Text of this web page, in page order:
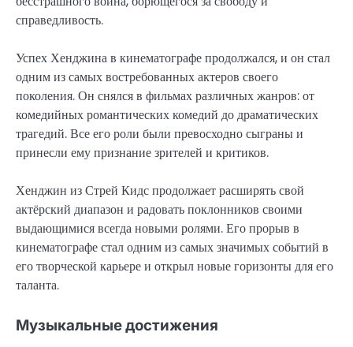
справедливость.
Успех Хенджина в кинематографе продолжался, и он стал
одним из самых востребованных актеров своего
поколения. Он снялся в фильмах различных жанров: от
комедийных романтических комедий до драматических
трагедий. Все его роли были превосходно сыграны и
принесли ему признание зрителей и критиков.
Хенджин из Стрей Кидс продолжает расширять свой
актёрский диапазон и радовать поклонников своими
выдающимися всегда новыми ролями. Его прорыв в
кинематографе стал одним из самых значимых событий в
его творческой карьере и открыл новые горизонты для его
таланта.
Музыкальные достижения